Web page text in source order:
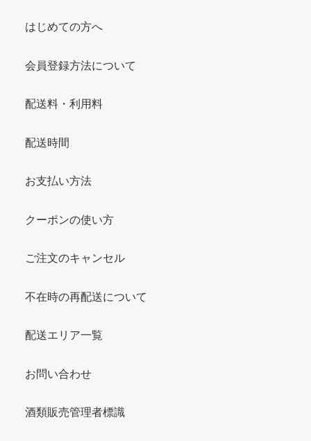
はじめての方へ
会員登録方法について
配送料・利用料
配送時間
お支払い方法
クーポンの使い方
ご注文のキャンセル
不在時の再配送について
配送エリア一覧
お問い合わせ
酒類販売管理者標識